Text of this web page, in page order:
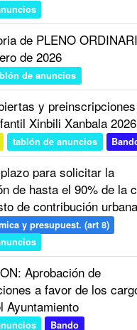
de PLENO
de 2026
de anuncios
y
Xinbili Xanbala 2026
tablón de anuncios
para solicitar la
de hasta el 90% de la
de contribución urbana
y presupuest. (art 8)
Aprobación de
a favor de los
Ayuntamiento
Bando